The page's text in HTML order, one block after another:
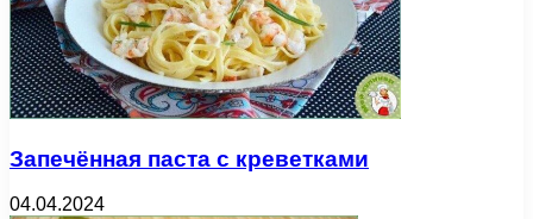
Запечённая паста с креветками
04.04.2024